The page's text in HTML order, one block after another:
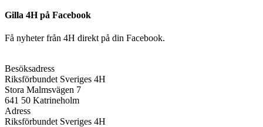
Gilla 4H på Facebook
Få nyheter från 4H direkt på din Facebook.
Besöksadress
Riksförbundet Sveriges 4H
Stora Malmsvägen 7
641 50 Katrineholm
Adress
Riksförbundet Sveriges 4H